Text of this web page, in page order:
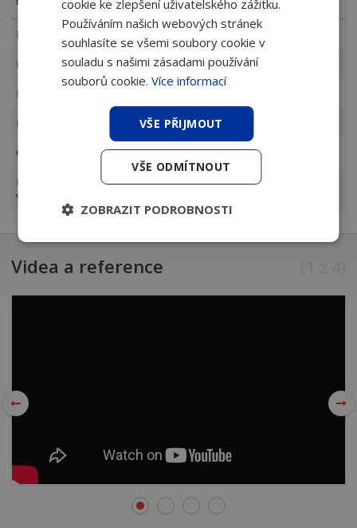
Princip pohonu servohydraulický - hybridní
Lisovací síla kN 1700 1700
Lisovací délka
Průchod mezi bočnicemi mm 1550
Otevření mezi upínáními mm 480 480
Hloubka zadního dorazu
v ose X
mm 1100 1100
Videa a reference
cookie ke zlepšení uživatelského zážitku.
Používáním našich webových stránek
souhlasíte se všemi soubory cookie v
souladu s našimi zásadami používání
souborů cookie. Více informací
VŠE PŘIJMOUT
VŠE ODMÍTNOUT
ZOBRAZIT PODROBNOSTI